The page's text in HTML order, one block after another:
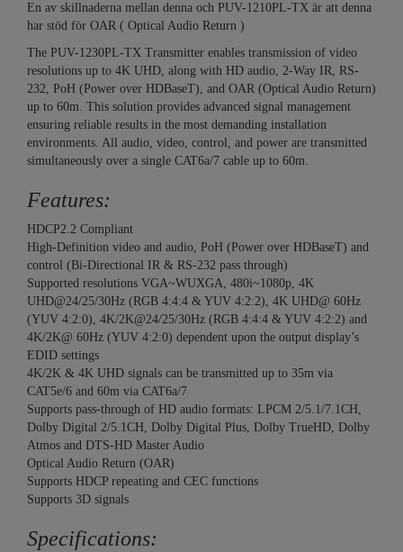
En av skillnaderna mellan denna och PUV-1210PL-TX är att denna
har stöd för OAR ( Optical Audio Return )
The PUV-1230PL-TX Transmitter enables transmission of video
resolutions up to 4K UHD, along with HD audio, 2-Way IR, RS-
232, PoH (Power over HDBaseT), and OAR (Optical Audio Return)
up to 60m. This solution provides advanced signal management
ensuring reliable results in the most demanding installation
environments. All audio, video, control, and power are transmitted
simultaneously over a single CAT6a/7 cable up to 60m.
Features:
HDCP2.2 Compliant
High-Definition video and audio, PoH (Power over HDBaseT) and
control (Bi-Directional IR & RS-232 pass through)
Supported resolutions VGA~WUXGA, 480i~1080p, 4K
UHD@24/25/30Hz (RGB 4:4:4 & YUV 4:2:2), 4K UHD@ 60Hz
(YUV 4:2:0), 4K/2K@24/25/30Hz (RGB 4:4:4 & YUV 4:2:2) and
4K/2K@ 60Hz (YUV 4:2:0) dependent upon the output display’s
EDID settings
4K/2K & 4K UHD signals can be transmitted up to 35m via
CAT5e/6 and 60m via CAT6a/7
Supports pass-through of HD audio formats: LPCM 2/5.1/7.1CH,
Dolby Digital 2/5.1CH, Dolby Digital Plus, Dolby TrueHD, Dolby
Atmos and DTS-HD Master Audio
Optical Audio Return (OAR)
Supports HDCP repeating and CEC functions
Supports 3D signals
Specifications: